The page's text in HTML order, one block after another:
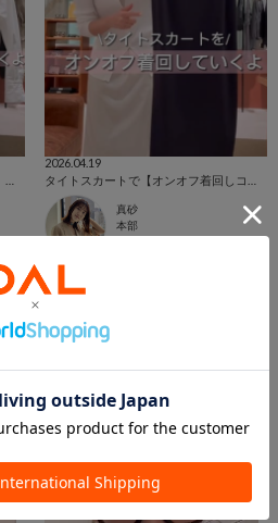
2026.04.19
真砂
本部
たパルクロPLAY